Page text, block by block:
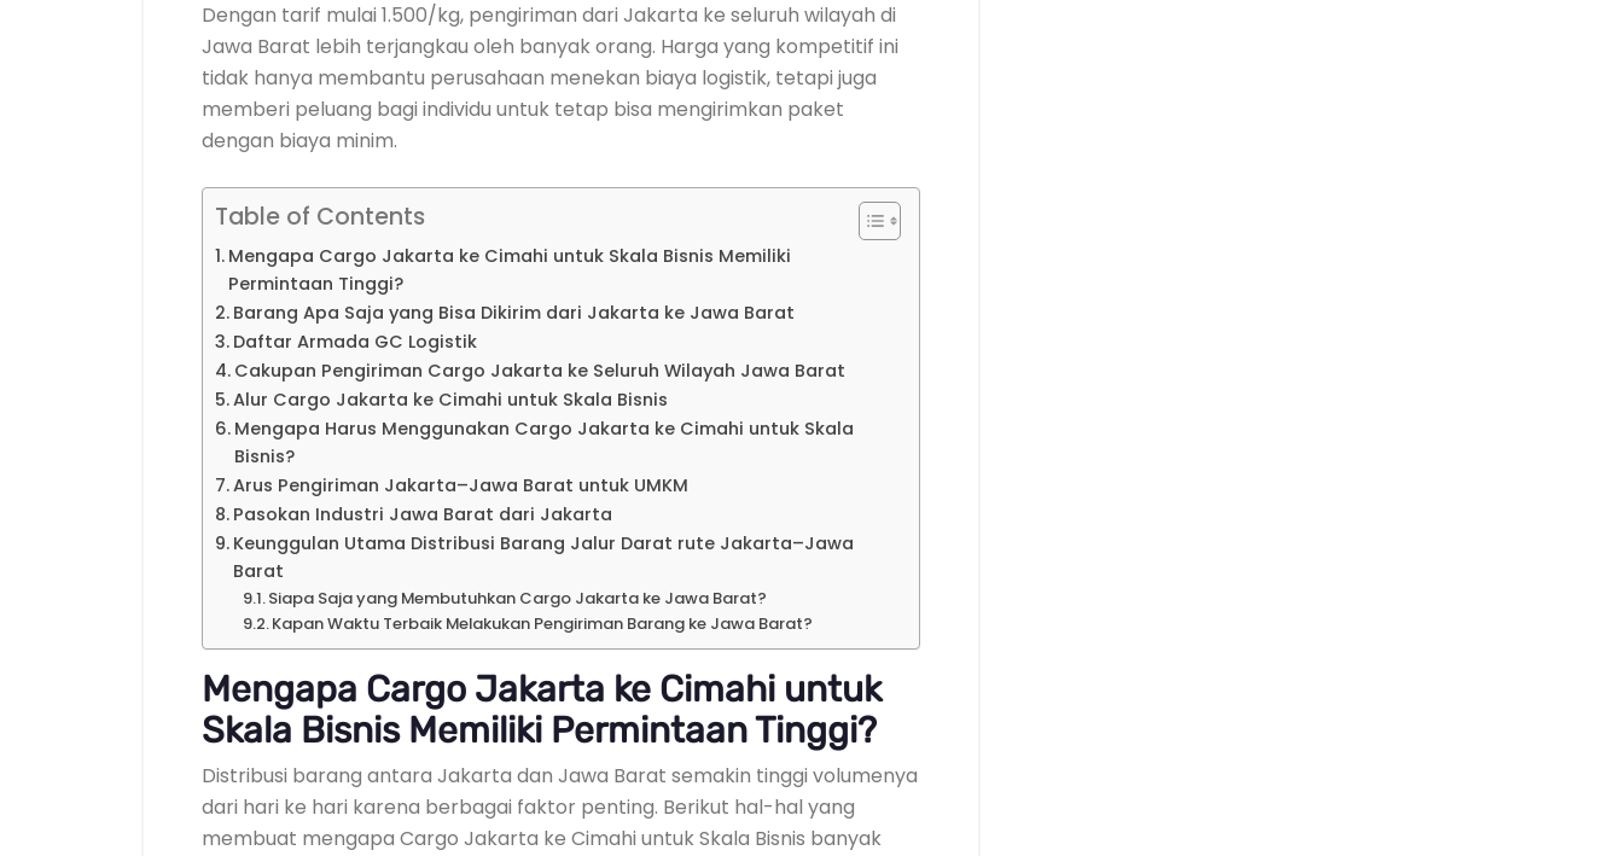
Dengan tarif mulai 1.500/kg, pengiriman dari Jakarta ke seluruh wilayah di
Jawa Barat lebih terjangkau oleh banyak orang. Harga yang kompetitif ini
tidak hanya membantu perusahaan menekan biaya logistik, tetapi juga
memberi peluang bagi individu untuk tetap bisa mengirimkan paket
dengan biaya minim.
Table of Contents
Mengapa Cargo Jakarta ke Cimahi untuk Skala Bisnis Memiliki
Permintaan Tinggi?
Barang Apa Saja yang Bisa Dikirim dari Jakarta ke Jawa Barat
Daftar Armada GC Logistik
Cakupan Pengiriman Cargo Jakarta ke Seluruh Wilayah Jawa Barat
Alur Cargo Jakarta ke Cimahi untuk Skala Bisnis
Mengapa Harus Menggunakan Cargo Jakarta ke Cimahi untuk Skala
Bisnis?
Arus Pengiriman Jakarta–Jawa Barat untuk UMKM
Pasokan Industri Jawa Barat dari Jakarta
Keunggulan Utama Distribusi Barang Jalur Darat rute Jakarta–Jawa
Barat
Siapa Saja yang Membutuhkan Cargo Jakarta ke Jawa Barat?
Kapan Waktu Terbaik Melakukan Pengiriman Barang ke Jawa Barat?
Mengapa Cargo Jakarta ke Cimahi untuk
Skala Bisnis Memiliki Permintaan Tinggi?
Distribusi barang antara Jakarta dan Jawa Barat semakin tinggi volumenya
dari hari ke hari karena berbagai faktor penting. Berikut hal-hal yang
membuat mengapa Cargo Jakarta ke Cimahi untuk Skala Bisnis banyak